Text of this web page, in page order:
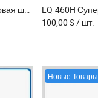
ЛК-МД 460Z Умная цифровая швейная машина для постпечатной обработки
100,00 $ / шт.
Новые Товары